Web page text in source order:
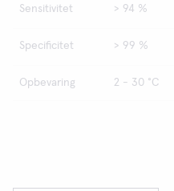
Sensitivitet > 94 %
Specificitet > 99 %
Opbevaring 2 - 30 °C